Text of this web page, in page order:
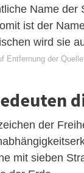
Name der
ist der
wird sie
Entfernung der Quelle
der
mit sieben